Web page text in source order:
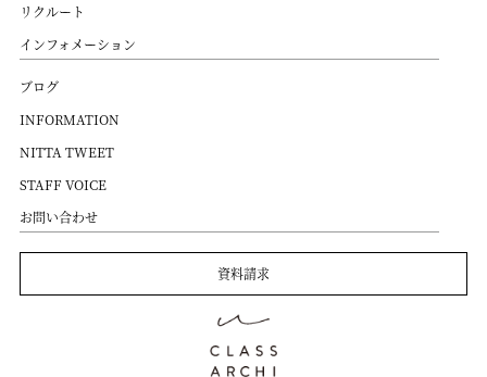
リクルート
インフォメーション
ブログ
INFORMATION
NITTA TWEET
STAFF VOICE
お問い合わせ
資料請求